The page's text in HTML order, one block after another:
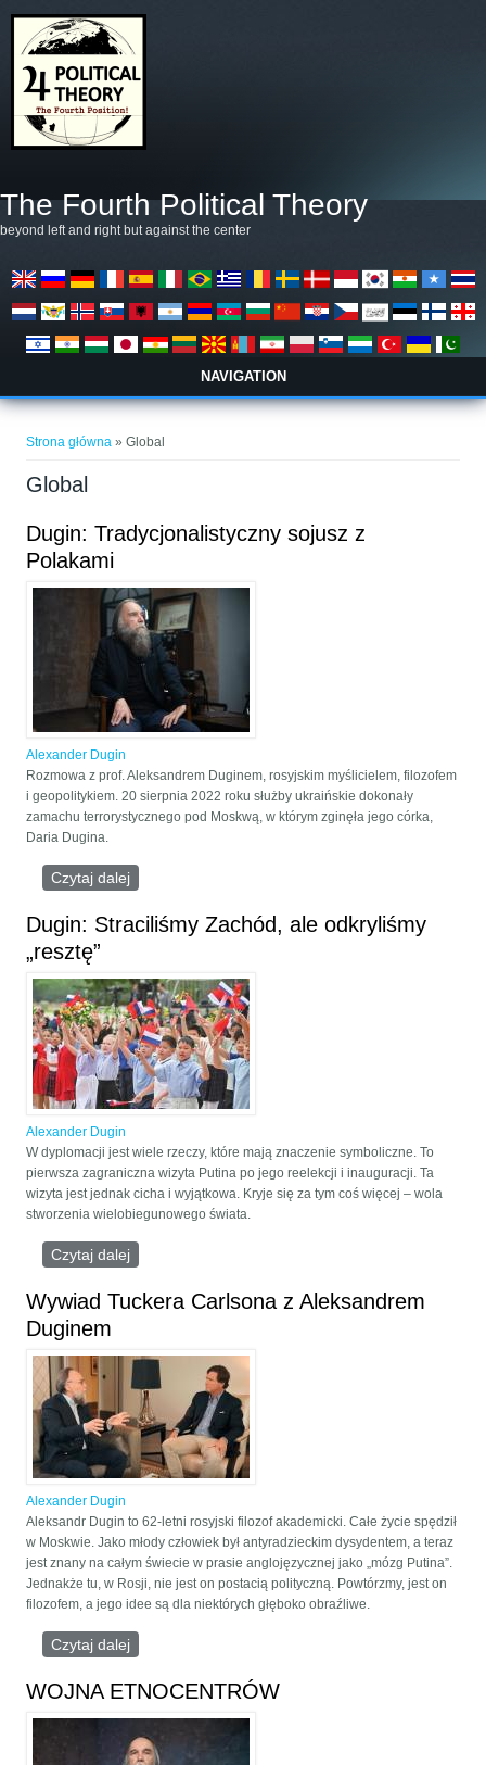
The Fourth Political Theory
beyond left and right but against the center
NAVIGATION
Strona główna » Global
Global
Dugin: Tradycjonalistyczny sojusz z
Polakami
Alexander Dugin
Rozmowa z prof. Aleksandrem Duginem, rosyjskim myślicielem, filozofem
i geopolitykiem. 20 sierpnia 2022 roku służby ukraińskie dokonały
zamachu terrorystycznego pod Moskwą, w którym zginęła jego córka,
Daria Dugina.
Czytaj dalej
Dugin: Straciliśmy Zachód, ale odkryliśmy
„resztę”
Alexander Dugin
W dyplomacji jest wiele rzeczy, które mają znaczenie symboliczne. To
pierwsza zagraniczna wizyta Putina po jego reelekcji i inauguracji. Ta
wizyta jest jednak cicha i wyjątkowa. Kryje się za tym coś więcej – wola
stworzenia wielobiegunowego świata.
Czytaj dalej
Wywiad Tuckera Carlsona z Aleksandrem
Duginem
Alexander Dugin
Aleksandr Dugin to 62-letni rosyjski filozof akademicki. Całe życie spędził
w Moskwie. Jako młody człowiek był antyradzieckim dysydentem, a teraz
jest znany na całym świecie w prasie anglojęzycznej jako „mózg Putina”.
Jednakże tu, w Rosji, nie jest on postacią polityczną. Powtórzmy, jest on
filozofem, a jego idee są dla niektórych głęboko obraźliwe.
Czytaj dalej
WOJNA ETNOCENTRÓW